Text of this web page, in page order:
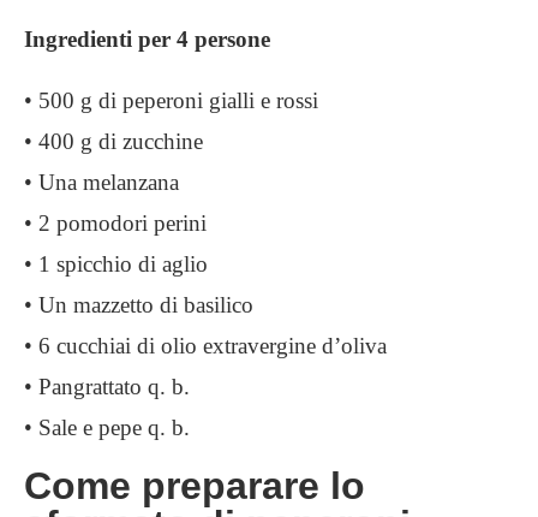
Ingredienti per 4 persone
• 500 g di peperoni gialli e rossi
• 400 g di zucchine
• Una melanzana
• 2 pomodori perini
• 1 spicchio di aglio
• Un mazzetto di basilico
• 6 cucchiai di olio extravergine d’oliva
• Pangrattato q. b.
• Sale e pepe q. b.
Come preparare lo